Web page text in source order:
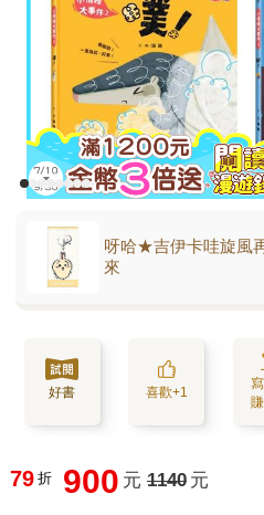
呀哈★吉伊卡哇旋風
來
好書 喜歡+1
79 折 900 元 1140 元